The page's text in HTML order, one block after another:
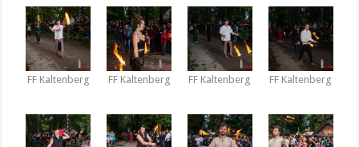
FF Kaltenberg FF Kaltenberg FF Kaltenberg FF Kaltenberg